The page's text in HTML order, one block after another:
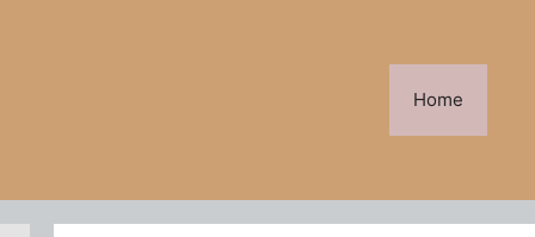
Home